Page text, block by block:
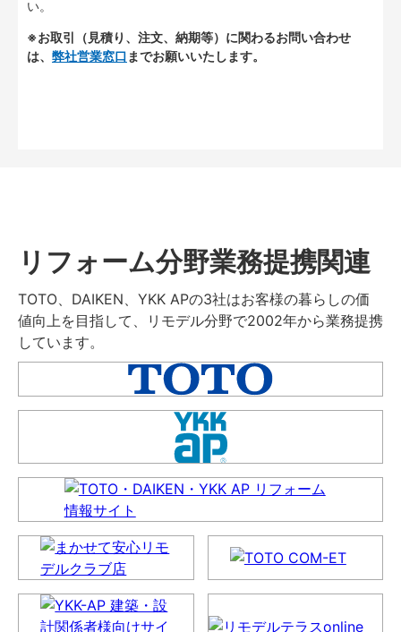
い。
※お取引（見積り、注文、納期等）に関わるお問い合わせ
は、 弊社営業窓口 までお願いいたします。
リフォーム分野業務提携関連
TOTO、DAIKEN、YKK APの3社はお客様の暮らしの価
値向上を目指して、リモデル分野で2002年から業務提携
しています。